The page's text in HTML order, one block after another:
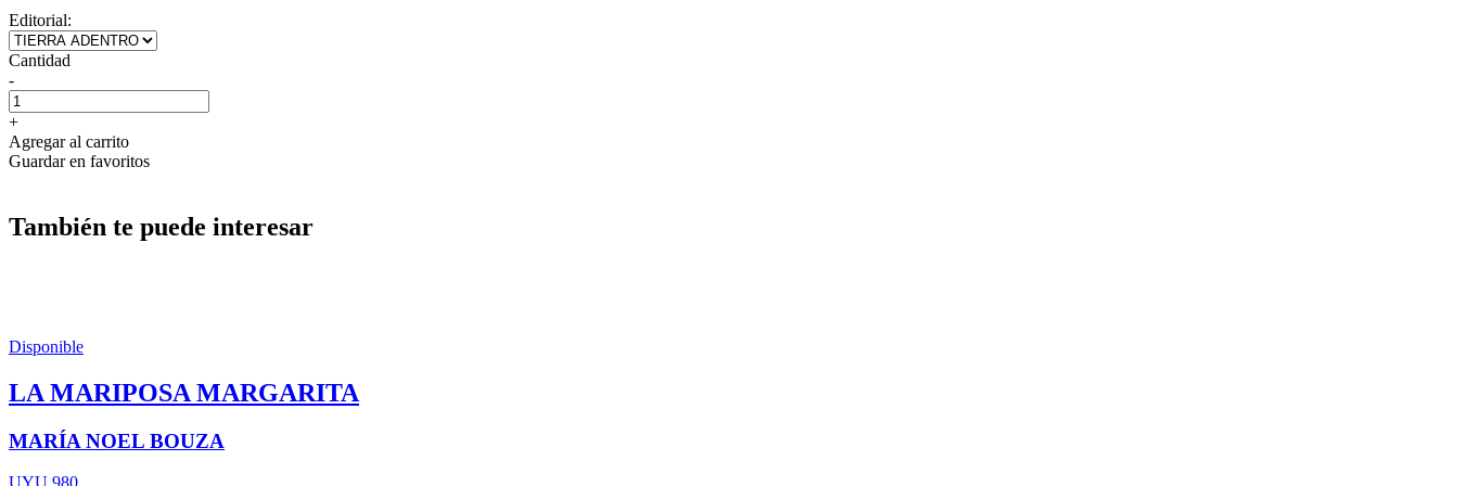
Editorial:
Cantidad
-
+
Agregar al carrito
Guardar en favoritos
También te puede interesar
Disponible
LA MARIPOSA MARGARITA
MARÍA NOEL BOUZA